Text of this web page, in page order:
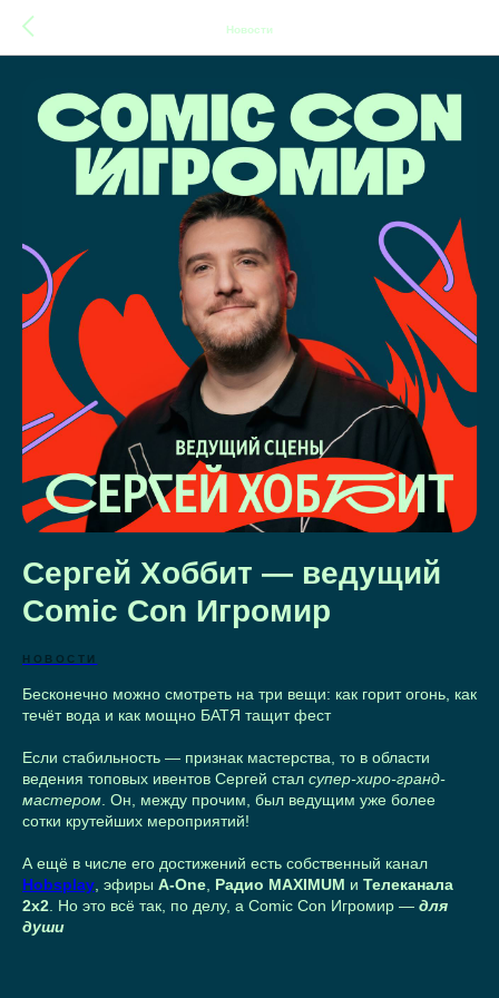
Новости
Сергей Хоббит — ведущий
Comic Con Игромир
НОВОСТИ
Бесконечно можно смотреть на три вещи: как горит огонь, как
течёт вода и как мощно БАТЯ тащит фест
Если стабильность — признак мастерства, то в области
ведения топовых ивентов Сергей стал супер-хиро-гранд-
мастером . Он, между прочим, был ведущим уже более
сотки крутейших мероприятий!
А ещё в числе его достижений есть собственный канал
Hobsplay , эфиры A-One Радио MAXIMUM и Телеканала
2х2 . Но это всё так, по делу, а Comic Con Игромир — для
души